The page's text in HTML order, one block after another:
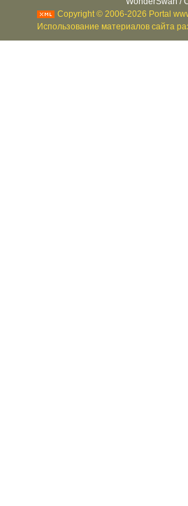
Copyright © 2006-2026 Portal
Использование материалов сайта